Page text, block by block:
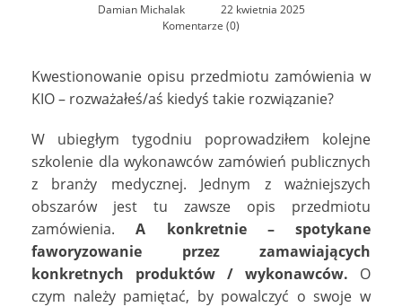
Damian Michalak
22 kwietnia 2025
Komentarze (0)
Kwestionowanie opisu przedmiotu zamówienia w
KIO – rozważałeś/aś kiedyś takie rozwiązanie?
W ubiegłym tygodniu poprowadziłem kolejne
szkolenie dla wykonawców zamówień publicznych
z branży medycznej. Jednym z ważniejszych
obszarów jest tu zawsze opis przedmiotu
zamówienia.A konkretnie – spotykane
faworyzowanie przez zamawiających
konkretnych produktów / wykonawców. O
czym należy pamiętać, by powalczyć o swoje w